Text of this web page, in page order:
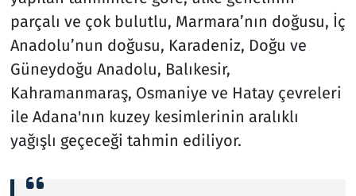
parçalı ve çok bulutlu, Marmara’nın doğusu, İç
Anadolu’nun doğusu, Karadeniz, Doğu ve
Güneydoğu Anadolu, Balıkesir,
Kahramanmaraş, Osmaniye ve Hatay çevreleri
ile Adana'nın kuzey kesimlerinin aralıklı
yağışlı geçeceği tahmin ediliyor.